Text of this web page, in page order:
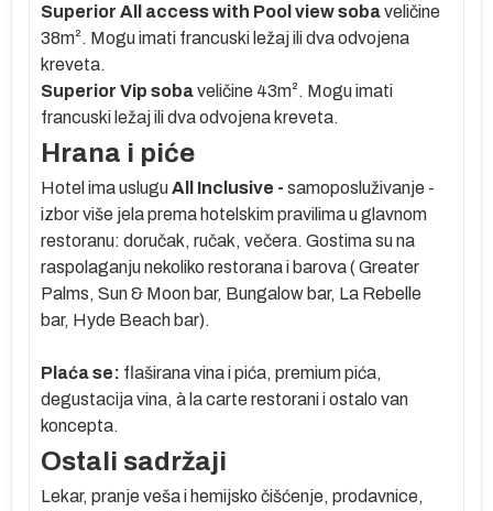
Superior All access with Pool view sobaveličine
38m². Mogu imati francuski ležaj ili dva odvojena
kreveta.
Superior Vip sobaveličine 43m². Mogu imati
francuski ležaj ili dva odvojena kreveta.
Hrana i piće
Hotel ima usluguAll Inclusive - samoposluživanje -
izbor više jela prema hotelskim pravilima u glavnom
restoranu: doručak, ručak, večera. Gostima su na
raspolaganju nekoliko restorana i barova ( Greater
Palms, Sun & Moon bar, Bungalow bar, La Rebelle
bar, Hyde Beach bar).
Plaća se: flaširana vina i pića, premium pića,
degustacija vina, à la carte restorani i ostalo van
koncepta.
Ostali sadržaji
Lekar, pranje veša i hemijsko čišćenje, prodavnice,